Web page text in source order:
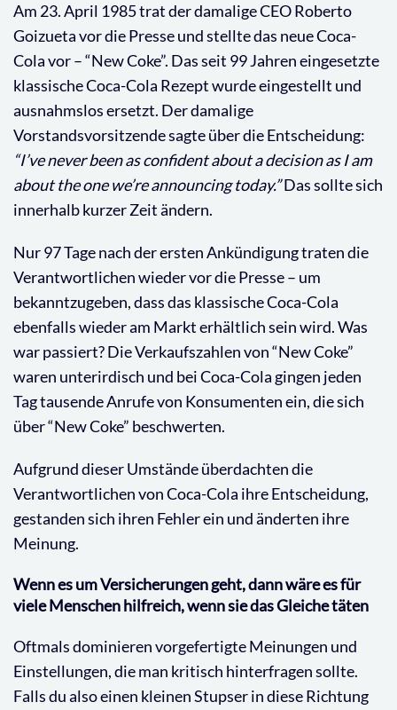
Am 23. April 1985 trat der damalige CEO Roberto
Goizueta vor die Presse und stellte das neue Coca-
Cola vor – “New Coke”. Das seit 99 Jahren eingesetzte
klassische Coca-Cola Rezept wurde eingestellt und
ausnahmslos ersetzt. Der damalige
Vorstandsvorsitzende sagte über die Entscheidung:
“I’ve never been as confident about a decision as I am
about the one we’re announcing today.”Das sollte sich
innerhalb kurzer Zeit ändern.
Nur 97 Tage nach der ersten Ankündigung traten die
Verantwortlichen wieder vor die Presse – um
bekanntzugeben, dass das klassische Coca-Cola
ebenfalls wieder am Markt erhältlich sein wird. Was
war passiert? Die Verkaufszahlen von “New Coke”
waren unterirdisch und bei Coca-Cola gingen jeden
Tag tausende Anrufe von Konsumenten ein, die sich
über “New Coke” beschwerten.
Aufgrund dieser Umstände überdachten die
Verantwortlichen von Coca-Cola ihre Entscheidung,
gestanden sich ihren Fehler ein und änderten ihre
Meinung.
Wenn es um Versicherungen geht, dann wäre es für
viele Menschen hilfreich, wenn sie das Gleiche täten
Oftmals dominieren vorgefertigte Meinungen und
Einstellungen, die man kritisch hinterfragen sollte.
Falls du also einen kleinen Stupser in diese Richtung